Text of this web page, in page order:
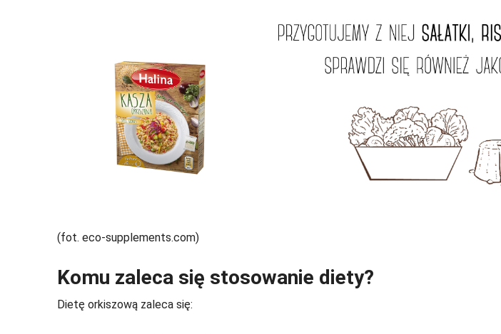
(fot. eco-supplements.com)
Komu zaleca się stosowanie diety?
Dietę orkiszową zaleca się: